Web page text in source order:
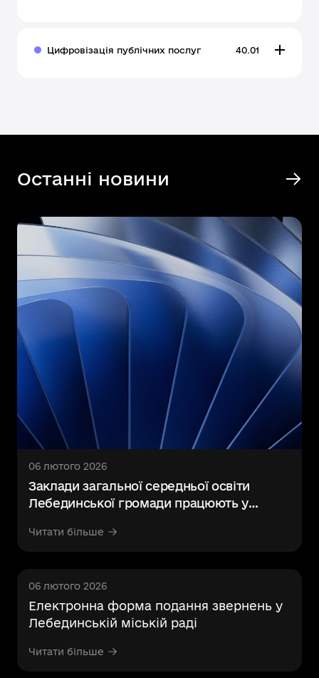
Цифровізація публічних послуг 40.01
Останні новини
06 лютого 2026
Заклади загальної середньої освіти
Лебединської громади працюють у
Читати більше
06 лютого 2026
Електронна форма подання звернень у
Лебединській міській раді
Читати більше